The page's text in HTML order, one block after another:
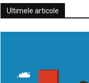
Ultimele articole